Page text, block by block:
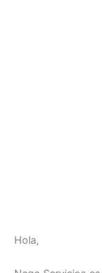
Hola,